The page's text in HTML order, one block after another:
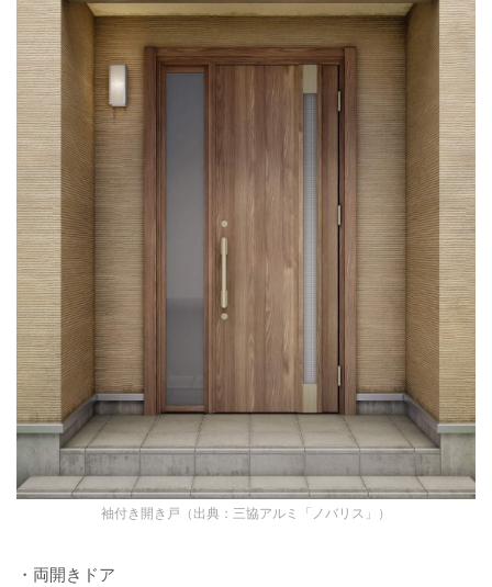
袖付き開き戸（出典：三協アルミ「ノバリス」）
・両開きドア